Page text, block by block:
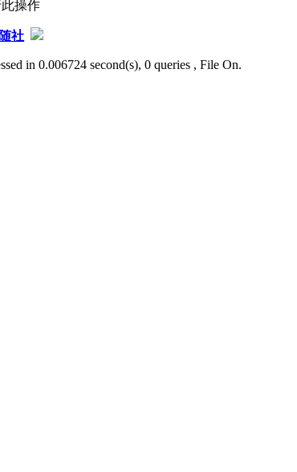
操作
随社
in 0.006724 second(s), 0 queries , File On.